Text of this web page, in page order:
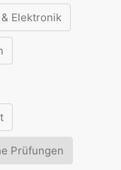
Elektronik
Prüfungen